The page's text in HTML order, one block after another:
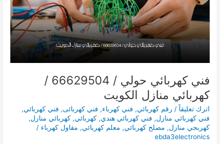
فني كهربائي حولي / 66629504 /
كهربائي منازل الكويت
اترك تعليقاً / رقم كهربائي, فني كهرباء, فني كهربائى, فني كهربائي,
فني كهربائي منازل, فني كهربائي هندي,كهربائي,كهربائي منازل,
كهربجي منازل, مصلح كهربائي, معلم كهربائي, مقاول كهرباء /
ebda3electronics